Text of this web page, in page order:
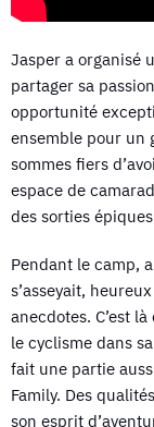
Jasper a organisé
partager sa
opportunité
ensemble pour un
sommes fiers
espace de
des sorties
Pendant le camp,
s’asseyait,
anecdotes. C’est
le cyclisme dans
fait une partie
Family. Des
son esprit